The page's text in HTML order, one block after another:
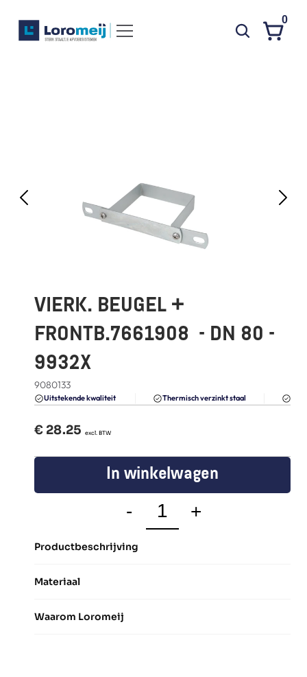
FAQ
Blogs
0
VIERK. BEUGEL +
FRONTB.7661908  - DN 80 -
9932X
9080133
Uitstekende kwaliteit Thermisch verzinkt staal
€ 28.25
  excl. BTW
In winkelwagen
- +
Productbeschrijving
Materiaal
Waarom Loromeij